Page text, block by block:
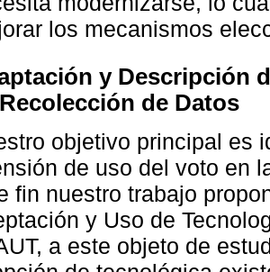
los mecanismos
y Descripción
de Datos
objetivo principal es
de uso del voto en
fin nuestro trabajo
y Uso de
a este objeto de